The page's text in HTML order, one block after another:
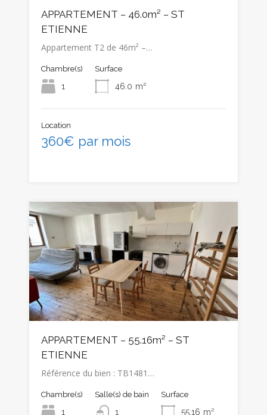
APPARTEMENT – 46.0m² – ST
ETIENNE
Appartement T2 de 46m² –…
Chambre(s)
1
Surface
46.0 m²
Location
360€ par mois
APPARTEMENT – 55.16m² – ST
ETIENNE
Référence du bien : TB1481…
Chambre(s)
1
Salle(s) de bain
1
Surface
55.16 m²